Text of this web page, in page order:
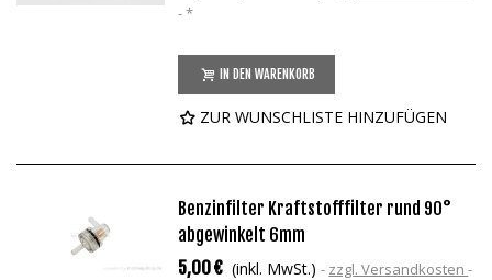
*
IN DEN WARENKORB
ZUR WUNSCHLISTE HINZUFÜGEN
Benzinfilter Kraftstofffilter rund 90°
abgewinkelt 6mm
5,00 € (inkl. MwSt.)
zzgl. Versandkosten